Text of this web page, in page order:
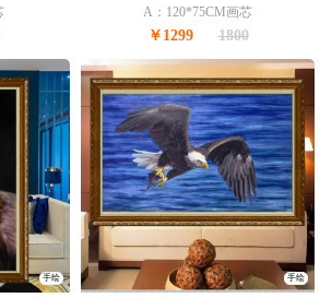
A：120*75CM画芯
￥1299 1800
手绘 手绘